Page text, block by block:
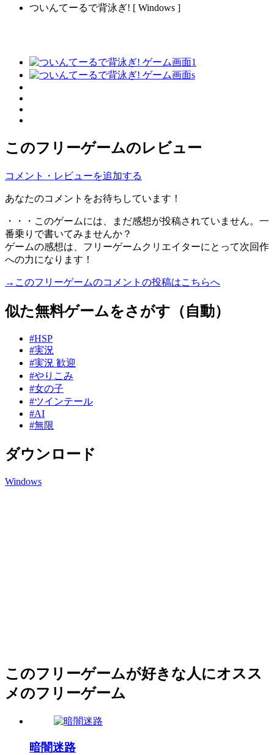
ついんてーるで背泳ぎ! [ Windows ]
このフリーゲームのレビュー
コメント・レビューを追加する
あなたのコメントをお待ちしています！
・・・このゲームには、まだ感想が投稿されていません。一
番乗りで書いてみませんか？
ゲームの感想は、フリーゲームクリエイターにとって次回作
への力になります！
→このフリーゲームのコメントの投稿はこちらへ
似た無料ゲームをさがす（自動）
#HSP
#実況
#実況 歓迎
#やりこみ
#女の子
#ツインテール
#AI
#無限
ダウンロード
Windows
このフリーゲームが好きな人にオスス
メのフリーゲーム
暗闇迷路